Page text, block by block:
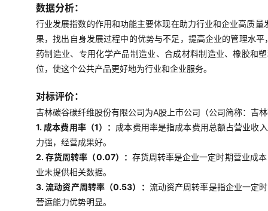
数据分析：
行业发展指数的作用和功能主要体现在助力行业和企业高质
果，找出自身发展过程中的优势与不足，提高企业的管理水
药制造业、专用化学产品制造业、合成材料制造业、橡胶和
位，使这个公共产品更好地为行业和企业服务。
对标评价：
吉林碳谷碳纤维股份有限公司为A股上市公司（公司简称：吉
1. 成本费用率（1）： 成本费用率是指成本费用总额占营业收
力强，经营成果好。
2. 存货周转率（0.07）： 存货周转率是企业一定时期营业成
业未提供相关数据。
3. 流动资产周转率（0.53）： 流动资产周转率是指企业一定
营运能力优势明显。